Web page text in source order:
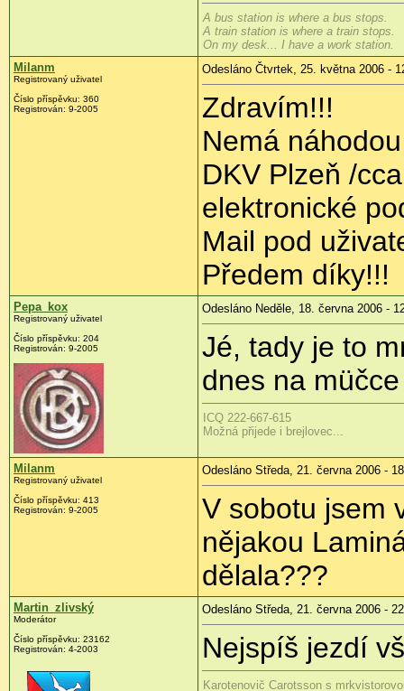
A bus station is where a bus stops.
A train station is where a train stops.
On my desk... I have a work station.
Milanm
Registrovaný uživatel
Číslo příspěvku: 360
Registrován: 9-2005
Odesláno Čtvrtek, 25. května 2006 -
Zdravím!!!
Nemá
DKV Plzeň /
elektronické
Mail pod
Předem díky!!!
Pepa_kox
Registrovaný uživatel
Číslo příspěvku: 204
Registrován: 9-2005
Odesláno Neděle, 18. června 2006 -
Jé, tady je to
dnes na
ICQ 222-667-615
Možná přijede i brejlovec...
Milanm
Registrovaný uživatel
Číslo příspěvku: 413
Registrován: 9-2005
Odesláno Středa, 21. června 2006 -
V sobotu jsem
nějakou
dělala???
Martin_zlivský
Moderátor
Číslo příspěvku: 23162
Registrován: 4-2003
Odesláno Středa, 21. června 2006 -
Nejspíš jezdí
Karotenovič Carotsson s